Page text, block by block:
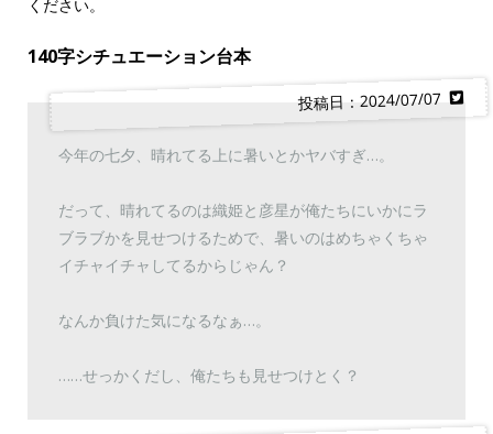
ください。
140字シチュエーション台本
投稿日：2024/07/07
今年の七夕、晴れてる上に暑いとかヤバすぎ…。
だって、晴れてるのは織姫と彦星が俺たちにいかにラ
ブラブかを見せつけるためで、暑いのはめちゃくちゃ
イチャイチャしてるからじゃん？
なんか負けた気になるなぁ…。
……せっかくだし、俺たちも見せつけとく？